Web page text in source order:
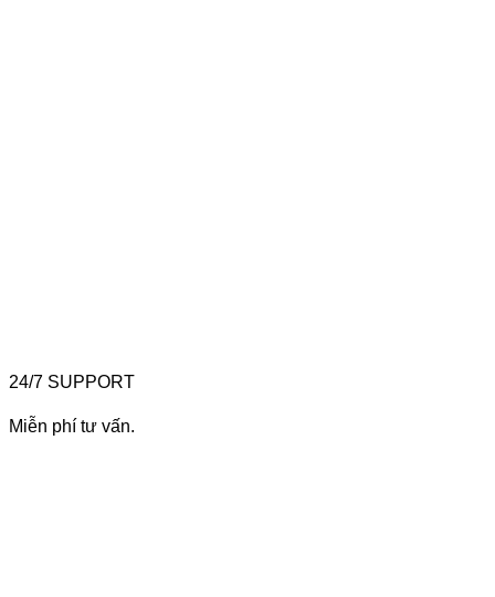
24/7 SUPPORT
Miễn phí tư vấn.